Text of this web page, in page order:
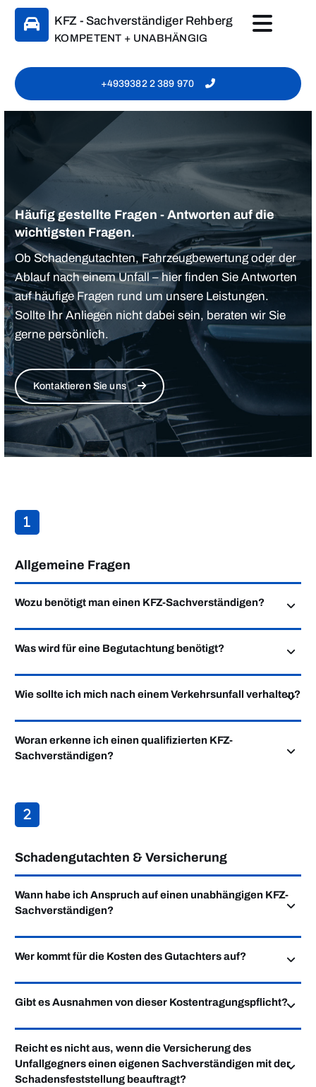
Zum Inhalt springen
KFZ - Sachverständiger Rehberg
KOMPETENT + UNABHÄNGIG
+4939382 2 389 970
Häufig gestellte Fragen - Antworten auf die
wichtigsten Fragen.
Ob Schadengutachten, Fahrzeugbewertung oder der
Ablauf nach einem Unfall – hier finden Sie Antworten
auf häufige Fragen rund um unsere Leistungen.
Sollte Ihr Anliegen nicht dabei sein, beraten wir Sie
gerne persönlich.
Kontaktieren Sie uns
Allgemeine Fragen
Wozu benötigt man einen KFZ-Sachverständigen?
Was wird für eine Begutachtung benötigt?
Wie sollte ich mich nach einem Verkehrsunfall verhalten?
Woran erkenne ich einen qualifizierten KFZ-
Sachverständigen?
Schadengutachten & Versicherung
Wann habe ich Anspruch auf einen unabhängigen KFZ-
Sachverständigen?
Wer kommt für die Kosten des Gutachters auf?
Gibt es Ausnahmen von dieser Kostentragungspflicht?
Reicht es nicht aus, wenn die Versicherung des
Unfallgegners einen eigenen Sachverständigen mit der
Schadensfeststellung beauftragt?